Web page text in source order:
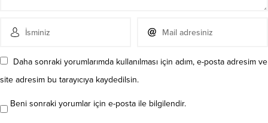
Daha sonraki yorumlarımda kullanılması için adım, e-posta adresim ve
site adresim bu tarayıcıya kaydedilsin.
Beni sonraki yorumlar için e-posta ile bilgilendir.